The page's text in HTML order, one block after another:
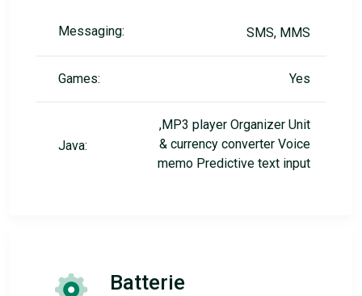
Messaging: SMS, MMS
Games: Yes
Java:
,MP3 player Organizer Unit
& currency converter Voice
memo Predictive text input
Batterie